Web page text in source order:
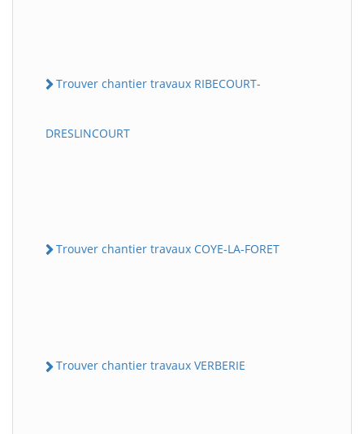
Trouver chantier travaux RIBECOURT-
DRESLINCOURT
Trouver chantier travaux COYE-LA-FORET
Trouver chantier travaux VERBERIE